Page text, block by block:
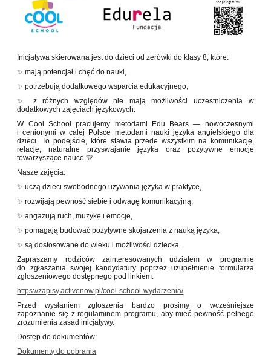
Inicjatywa skierowana jest do dzieci od zerówki do klasy 8, które:
✨ mają potencjał i chęć do nauki,
✨ potrzebują dodatkowego wsparcia edukacyjnego,
✨ z różnych względów nie mają możliwości uczestniczenia w
dodatkowych zajęciach językowych.
W Cool School pracujemy metodami Edu Bears — nowoczesnymi
i cenionymi w całej Polsce metodami nauki języka angielskiego dla
dzieci. To podejście, które stawia przede wszystkim na komunikację,
relacje, naturalne przyswajanie języka oraz pozytywne emocje
towarzyszące nauce 💛
Nasze zajęcia:
✨ uczą dzieci swobodnego używania języka w praktyce,
✨ rozwijają pewność siebie i odwagę komunikacyjną,
✨ angażują ruch, muzykę i emocje,
✨ pomagają budować pozytywne skojarzenia z nauką języka,
✨ są dostosowane do wieku i możliwości dziecka.
Zapraszamy rodziców zainteresowanych udziałem w programie
do zgłaszania swojej kandydatury poprzez uzupełnienie formularza
zgłoszeniowego dostępnego pod linkiem:
https://zapisy.activenow.pl/cool-school-wydarzenia/
Przed wysłaniem zgłoszenia bardzo prosimy o wcześniejsze
zapoznanie się z regulaminem programu, aby mieć pewność pełnego
zrozumienia zasad inicjatywy.
Dostęp do dokumentów:
Dokumenty do pobrania